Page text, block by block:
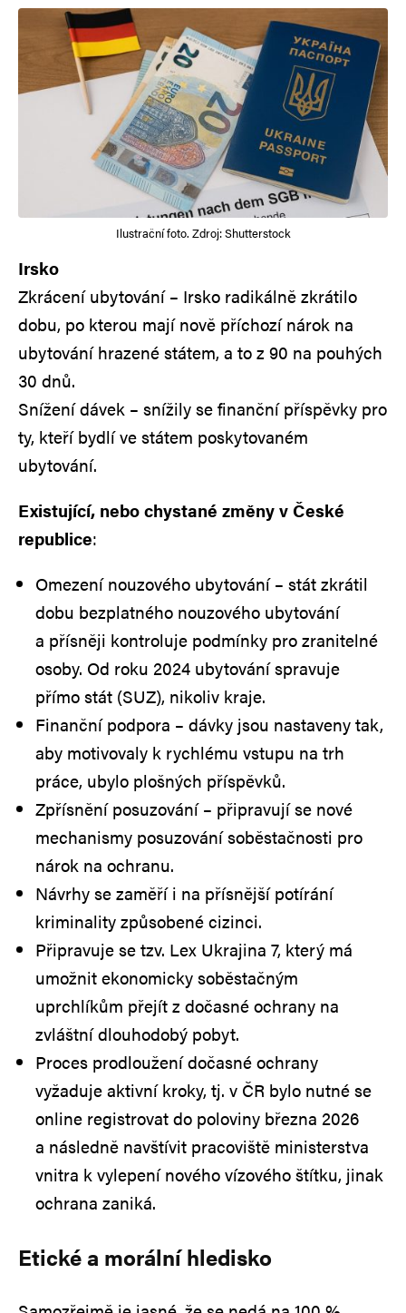
Ilustrační foto. Zdroj: Shutterstock
Irsko
Zkrácení ubytování – Irsko radikálně zkrátilo
dobu, po kterou mají nově příchozí nárok na
ubytování hrazené státem, a to z 90 na pouhých
30 dnů.
Snížení dávek – snížily se finanční příspěvky pro
ty, kteří bydlí ve státem poskytovaném
ubytování.
Existující, nebo chystané změny v České
republice:
Omezení nouzového ubytování – stát zkrátil
dobu bezplatného nouzového ubytování
a přísněji kontroluje podmínky pro zranitelné
osoby. Od roku 2024 ubytování spravuje
přímo stát (SUZ), nikoliv kraje.
Finanční podpora – dávky jsou nastaveny tak,
aby motivovaly k rychlému vstupu na trh
práce, ubylo plošných příspěvků.
Zpřísnění posuzování – připravují se nové
mechanismy posuzování soběstačnosti pro
nárok na ochranu.
Návrhy se zaměří i na přísnější potírání
kriminality způsobené cizinci.
Připravuje se tzv. Lex Ukrajina 7, který má
umožnit ekonomicky soběstačným
uprchlíkům přejít z dočasné ochrany na
zvláštní dlouhodobý pobyt.
Proces prodloužení dočasné ochrany
vyžaduje aktivní kroky, tj. v ČR bylo nutné se
online registrovat do poloviny března 2026
a následně navštívit pracoviště ministerstva
vnitra k vylepení nového vízového štítku, jinak
ochrana zaniká.
Etické a morální hledisko